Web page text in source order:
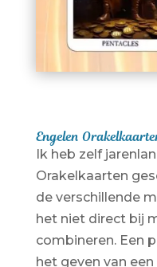
Engelen
Ik heb zelf
Orakelkaarten
de verschillende
het niet direct bij
combineren. Een
het geven van